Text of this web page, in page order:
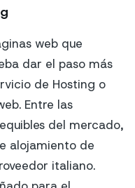
web que
dar el paso más
de Hosting o
Entre las
del mercado,
alojamiento de
italiano.